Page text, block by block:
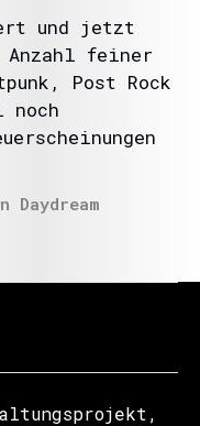
und jetzt
feiner
Post Rock
noch
Daydream